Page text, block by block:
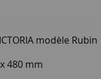
modèle Rubin
480 mm